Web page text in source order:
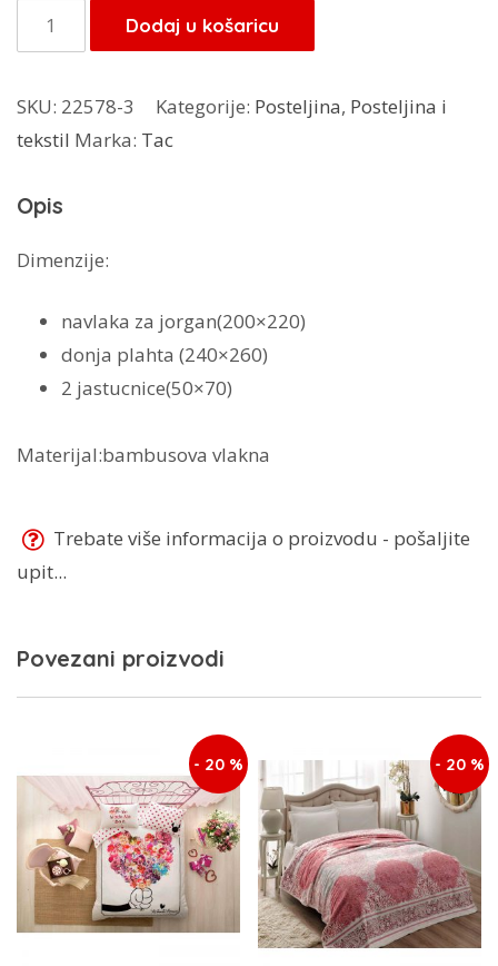
je:
160,00 KM.
TAC
posteljina
Lucca
količina
Dodaj u košaricu
SKU: 22578-3 Kategorije: Posteljina, Posteljina i
tekstil Marka: Tac
Opis
Dimenzije:
navlaka za jorgan(200×220)
donja plahta (240×260)
2 jastucnice(50×70)
Materijal:bambusova vlakna
Trebate više informacija o proizvodu - pošaljite
upit...
Povezani proizvodi
- 20 % - 20 %